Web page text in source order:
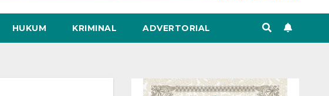
HUKUM KRIMINAL ADVERTORIAL